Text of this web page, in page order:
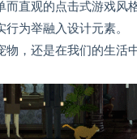
而直观的点击式游戏风
为举融入设计元素。
物，还是在我们的生活